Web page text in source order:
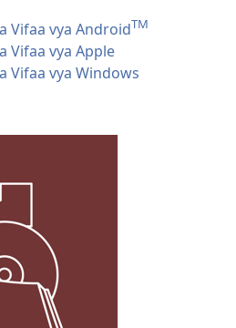
Vifaa vya AndroidTM
Vifaa vya Apple
Vifaa vya Windows